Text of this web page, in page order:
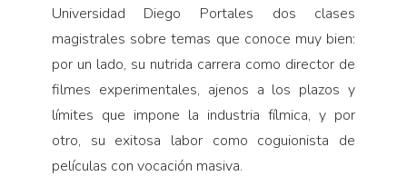
Universidad Diego Portales dos clases
magistrales sobre temas que conoce muy bien:
por un lado, su nutrida carrera como director de
filmes experimentales, ajenos a los plazos y
límites que impone la industria fílmica, y por
otro, su exitosa labor como coguionista de
películas con vocación masiva.